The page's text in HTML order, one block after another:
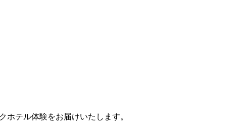
ホテル体験をお届けいたします。